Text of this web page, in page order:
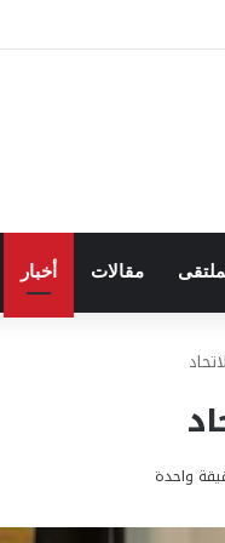
مقالات أخبار
واحدة